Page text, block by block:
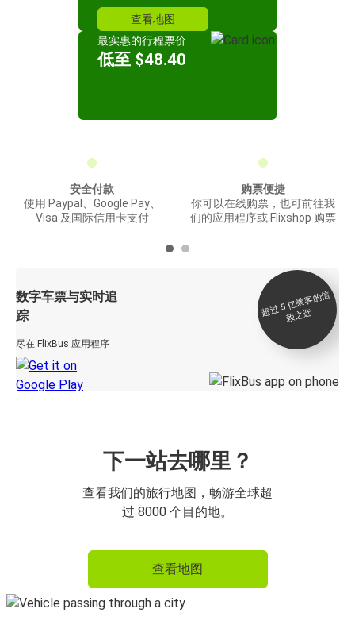
查看地图
最实惠的行程票价
低至 $48.40
安全付款
使用 Paypal、Google Pay、
Visa 及国际信用卡支付
购票便捷
你可以在线购票，也可前往我
们的应用程序或 Flixshop 购票
数字车票与实时追
踪
尽在 FlixBus 应用程序
超
过 5
亿
乘
客
的
信
赖
之
选
下一站去哪里？
查看我们的旅行地图，畅游全球超
过 8000 个目的地。
查看地图